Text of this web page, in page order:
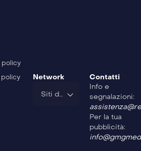
policy
Network
Siti del Gruppo
Contatti
Info e
segnalazioni:
Per la tua
pubblicità: